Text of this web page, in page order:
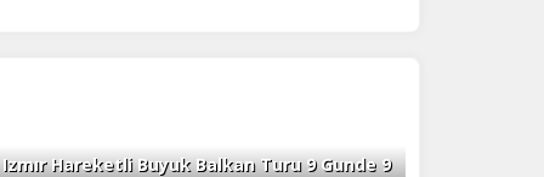
Izmır Hareketli Buyuk Balkan Turu 9 Gunde 9